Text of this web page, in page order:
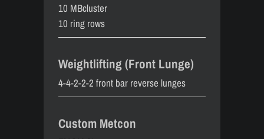
10 MBcluster
10 ring rows
Weightlifting (Front Lunge)
4-4-2-2-2 front bar reverse lunges
Custom Metcon